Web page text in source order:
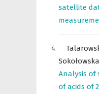
satellite
Analysis of
of acids of